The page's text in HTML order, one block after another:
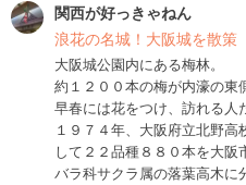
関西が好っきゃねん
浪花の名城！大阪城を散策
大阪城公園内にある梅林。
約１２００本の梅が内濠の東
早春には花をつけ、訪れる人
１９７４年、大阪府立北野
して２２品種８８０本を大阪
バラ科サクラ属の落葉高木に